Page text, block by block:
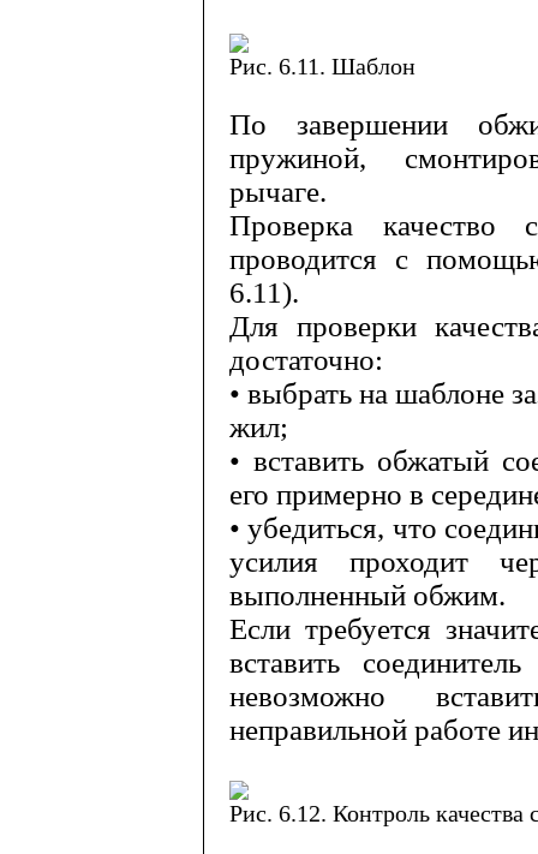
Рис. 6.11. Шаблон
По завершении
пружиной,
рычаге.
Проверка качество
проводится с
6.11).
Для проверки
достаточно:
• выбрать на шаблоне
жил;
• вставить обжатый
его при­мерно в
• убедиться, что
усилия проходит
выполненный обжим.
Если требуется
вставить
невозможно
неправильной работе
Рис. 6.12. Контроль качества